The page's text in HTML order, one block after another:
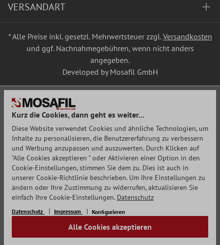
VERSANDART
* Alle Preise inkl. gesetzl. Mehrwertsteuer zzgl.Versandkosten
und ggf. Nachnahmegebühren, wenn nicht anders
angegeben.
Developed by Mosafil GmbH
Kurz die Cookies, dann geht es weiter...
Diese Website verwendet Cookies und ähnliche Technologien, um
Inhalte zu personalisieren, die Benutzererfahrung zu verbessern
und Werbung anzupassen und auszuwerten. Durch Klicken auf
"Alle Cookies akzeptieren " oder Aktivieren einer Option in den
Cookie-Einstellungen, stimmen Sie dem zu. Dies ist auch in
unserer Cookie-Richtlinie beschrieben. Um Ihre Einstellungen zu
ändern oder Ihre Zustimmung zu widerrufen, aktualisieren Sie
einfach Ihre Cookie-Einstellungen. Datenschutz
Datenschutz Impressum Konfigurieren
Alle Cookies akzeptieren